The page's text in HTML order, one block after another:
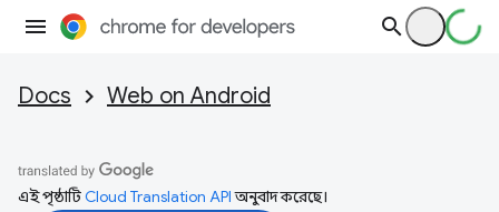
Docs Web on Android
এই পৃষ্ঠাটিCloud Translation APIঅনুবাদ করেছে।